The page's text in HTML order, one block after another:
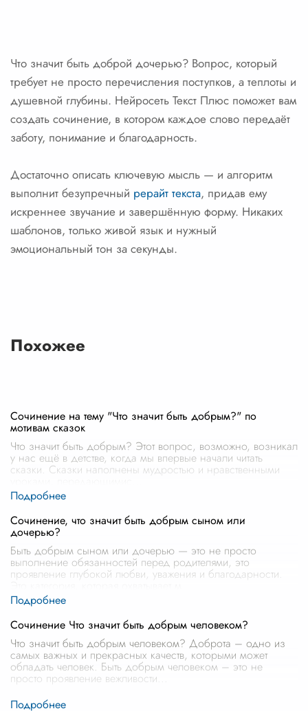
Что значит быть доброй дочерью? Вопрос, который
требует не просто перечисления поступков, а теплоты и
душевной глубины. Нейросеть Текст Плюс поможет вам
создать сочинение, в котором каждое слово передаёт
заботу, понимание и благодарность.
Достаточно описать ключевую мысль — и алгоритм
выполнит безупречный рерайт текста, придав ему
искреннее звучание и завершённую форму. Никаких
шаблонов, только живой язык и нужный
эмоциональный тон за секунды.
Похожее
Сочинение на тему "Что значит быть добрым?" по
мотивам сказок
Что значит быть добрым? Этот вопрос, возможно, возникал
у нас ещё в детстве, когда мы впервые начали читать
сказки. Сказки наполнены мудростью и нравственными
Сочинение, что значит быть добрым сыном или
дочерью?
Быть добрым сыном или дочерью — это не просто
выполнение обязанностей перед родителями, это
проявление глубокой любви, уважения и благодарности.
Сочинение Что значит быть добрым человеком?
Что значит быть добрым человеком? Доброта – одно из
самых важных и прекрасных качеств, которыми может
обладать человек. Быть добрым человеком – это не
просто проявление вежливости